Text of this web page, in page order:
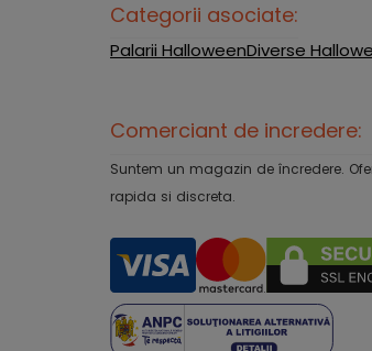
Categorii asociate:
Palarii HalloweenDiverse
Comerciant de incredere:
Suntem un magazin de încredere.
rapida si discreta.